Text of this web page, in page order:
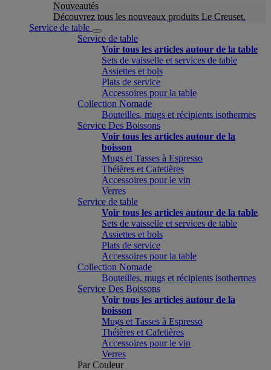
Nouveautés
Découvrez tous les nouveaux produits Le Creuset.
Service de table
Service de table
Voir tous les articles autour de la table
Sets de vaisselle et services de table
Assiettes et bols
Plats de service
Accessoires pour la table
Collection Nomade
Bouteilles, mugs et récipients isothermes
Service Des Boissons
Voir tous les articles autour de la
boisson
Mugs et Tasses à Espresso
Théières et Cafetières
Accessoires pour le vin
Verres
Service de table
Voir tous les articles autour de la table
Sets de vaisselle et services de table
Assiettes et bols
Plats de service
Accessoires pour la table
Collection Nomade
Bouteilles, mugs et récipients isothermes
Service Des Boissons
Voir tous les articles autour de la
boisson
Mugs et Tasses à Espresso
Théières et Cafetières
Accessoires pour le vin
Verres
Par Couleur